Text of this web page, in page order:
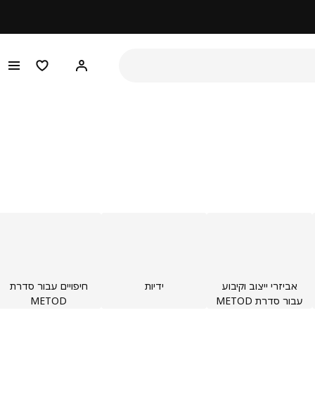
היי! התחברו או
מוצרים
אביזרי ייצוב וקיבוע
עבור סדרת METOD
ידיות
חיפויים עבור סדרת
METOD